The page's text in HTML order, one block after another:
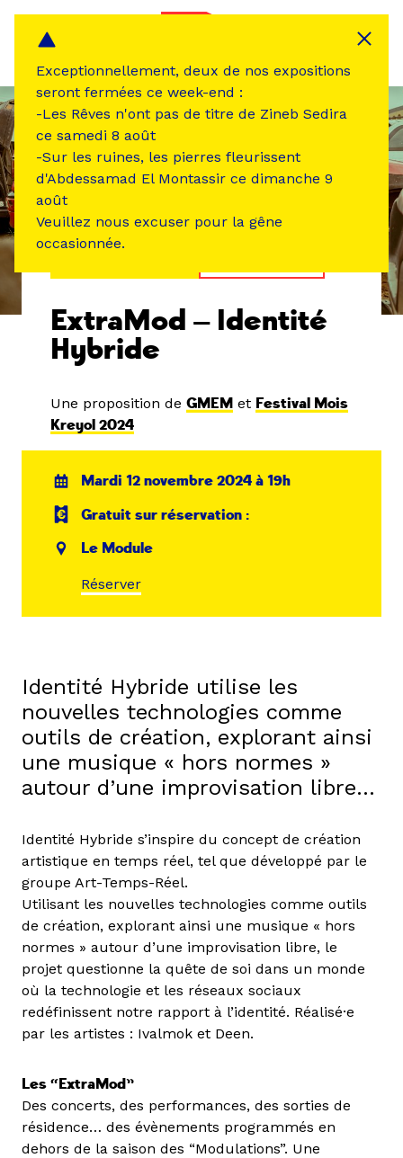
ExtraMod — Identité
Hybride
Une proposition de GMEM et Festival Mois
Kreyol 2024
Mardi 12 novembre 2024 à 19h
Gratuit sur réservation :
Le Module
Réserver
Identité Hybride utilise les
nouvelles technologies comme
outils de création, explorant ainsi
une musique « hors normes »
autour d’une improvisation libre…
Identité Hybride s’inspire du concept de création
artistique en temps réel, tel que développé par le
groupe Art-Temps-Réel.
Utilisant les nouvelles technologies comme outils
de création, explorant ainsi une musique « hors
normes » autour d’une improvisation libre, le
projet questionne la quête de soi dans un monde
où la technologie et les réseaux sociaux
redéfinissent notre rapport à l’identité. Réalisé·e
par les artistes : Ivalmok et Deen.
Les “ExtraMod”
Des concerts, des performances, des sorties de
résidence… des évènements programmés en
dehors de la saison des “Modulations”. Une
Exceptionnellement, deux de nos expositions
seront fermées ce week-end :
-Les Rêves n'ont pas de titre de Zineb Sedira
ce samedi 8 août
-Sur les ruines, les pierres fleurissent
d'Abdessamad El Montassir ce dimanche 9
août
Veuillez nous excuser pour la gêne
occasionnée.
Panneau de gestion des cookies